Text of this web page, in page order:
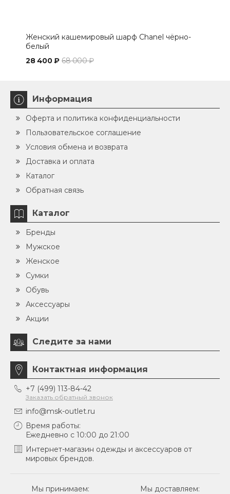
Женский кашемировый шарф Chanel чёрно-
белый
28 400 ₽ 68 000 ₽
Информация
Оферта и политика конфиденциальности
Пользовательское соглашение
Условия обмена и возврата
Доставка и оплата
Каталог
Обратная связь
Каталог
Бренды
Мужское
Женское
Сумки
Обувь
Аксессуары
Акции
Следите за нами
Контактная информация
+7 (499) 113-84-42
Заказать обратный звонок
info@msk-outlet.ru
Время работы:
Ежедневно с 10:00 до 21:00
Интернет-магазин одежды и аксессуаров от
мировых брендов.
Мы принимаем: Мы доставляем: